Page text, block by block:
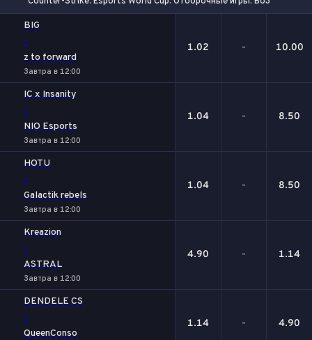
BIG
-
z to forward
Завтра в 12:00
1.02 - 10.00
IC x Insanity
-
NIO Esports
Завтра в 12:00
1.04 - 8.50
HOTU
-
Galactik rebels
Завтра в 12:00
1.04 - 8.50
Kreazion
-
ASTRAL
Завтра в 12:00
4.90 - 1.14
DENDELE CS
-
QueenConso
1.14 - 4.90